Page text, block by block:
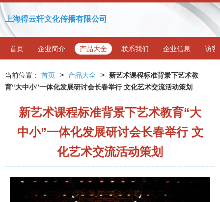
上海得云轩文化传播有限公司
首页 企业简介 产品大全 联系我们 企业信息 访客
当前位置： 首页 > 产品大全 >
新艺术课程标准背景下艺术教
育“大中小”一体化发展研讨会长春举行 文化艺术交流活动策划
新艺术课程标准背景下艺术教育“大
中小”一体化发展研讨会长春举行 文
化艺术交流活动策划